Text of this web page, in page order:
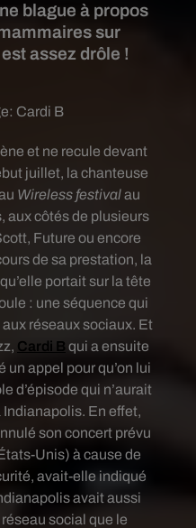
blague à propos
sur
assez drôle !
Cardi B
et ne recule devant
juillet, la chanteuse
Wireless festival au
aux côtés de plusieurs
Future ou encore
de sa prestation, la
portait sur la tête
: une séquence qui
réseaux sociaux. Et
Cardi B qui a ensuite
un appel pour qu’on lui
d’épisode qui n’aurait
Indianapolis. En effet,
son concert prévu
Unis) à cause de
avait-elle indiqué
avait aussi
social que le